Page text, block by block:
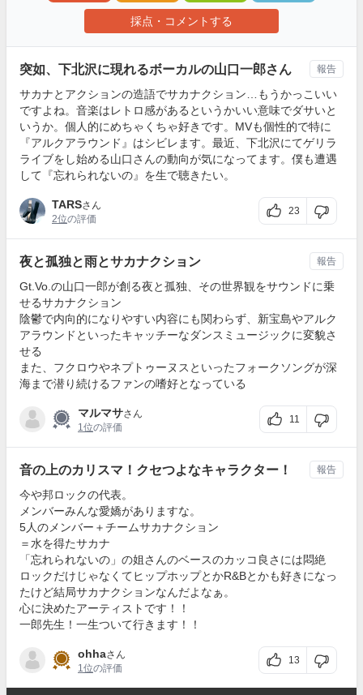
採点・コメントする
突如、下北沢に現れるボーカルの山口一郎さん
サカナとアクションの造語でサカナクション…もうかっこいい
ですよね。音楽はレトロ感があるというかいい意味でダサいと
いうか。個人的にめちゃくちゃ好きです。MVも個性的で特に
『アルクアラウンド』はシビレます。最近、下北沢にてゲリラ
ライブをし始める山口さんの動向が気になってます。僕も遭遇
して『忘れられないの』を生で聴きたい。
TARSさん
2位の評価
23
報告
夜と孤独と雨とサカナクション
Gt.Vo.の山口一郎が創る夜と孤独、その世界観をサウンドに乗
せるサカナクション
陰鬱で内向的になりやすい内容にも関わらず、新宝島やアルク
アラウンドといったキャッチーなダンスミュージックに変貌さ
せる
また、フクロウやネプトゥーヌスといったフォークソングが深
海まで潜り続けるファンの嗜好となっている
マルマサさん
1位の評価
11
報告
音の上のカリスマ！クセつよなキャラクター！
今や邦ロックの代表。
メンバーみんな愛嬌がありますな。
5人のメンバー＋チームサカナクション
＝水を得たサカナ
「忘れられないの」の姐さんのベースのカッコ良さには悶絶
ロックだけじゃなくてヒップホップとかR&Bとかも好きになっ
たけど結局サカナクションなんだよなぁ。
心に決めたアーティストです！！
一郎先生！一生ついて行きます！！
ohhaさん
1位の評価
13
報告